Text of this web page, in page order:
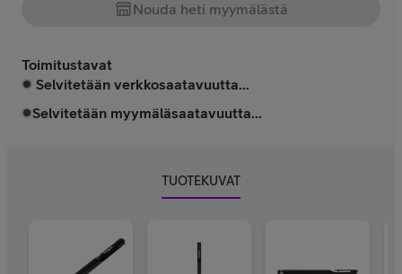
Nouda heti myymälästä
Toimitustavat
Selvitetään verkkosaatavuutta...
Selvitetään myymäläsaatavuutta...
TUOTEKUVAT